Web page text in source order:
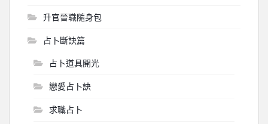
升官晉職隨身包
占卜斷訣篇
占卜道具開光
戀愛占卜訣
求職占卜